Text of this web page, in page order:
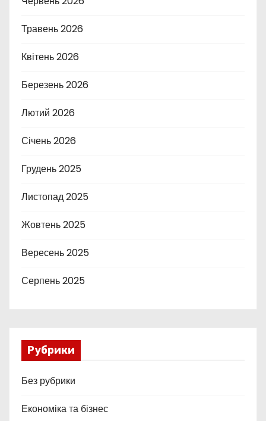
Травень 2026
Квітень 2026
Березень 2026
Лютий 2026
Січень 2026
Грудень 2025
Листопад 2025
Жовтень 2025
Вересень 2025
Серпень 2025
Рубрики
Без рубрики
Економіка та бізнес